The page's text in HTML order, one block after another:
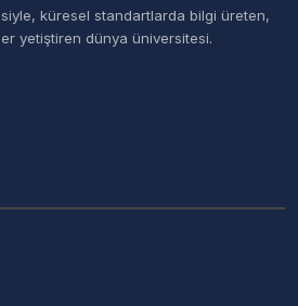
küresel standartlarda bilgi üreten,
yetiştiren dünya üniversitesi.